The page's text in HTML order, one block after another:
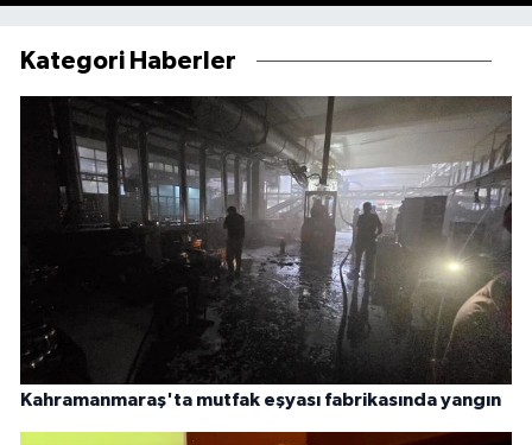
Kategori Haberler
Kahramanmaraş'ta mutfak eşyası fabrikasında yangın